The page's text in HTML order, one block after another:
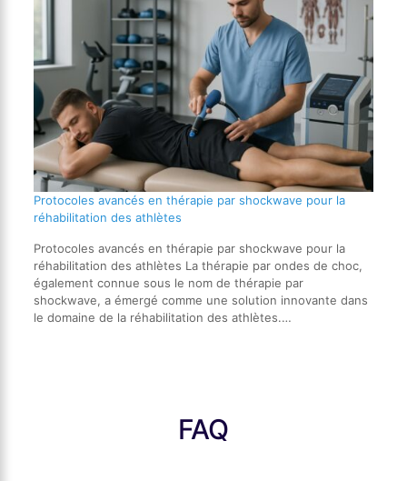
Protocoles avancés en thérapie par shockwave pour la
réhabilitation des athlètes
Protocoles avancés en thérapie par shockwave pour la
réhabilitation des athlètes La thérapie par ondes de choc,
également connue sous le nom de thérapie par
shockwave, a émergé comme une solution innovante dans
le domaine de la réhabilitation des athlètes.…
FAQ